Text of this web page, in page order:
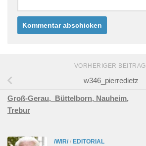
VORHERIGER BEITRAG
w346_pierredietz
Groß-Gerau, Büttelborn, Nauheim,
Trebur
/WIR/ / EDITORIAL